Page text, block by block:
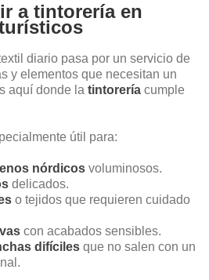
a tintorería en
diario pasa por un servicio de
y elementos que necesitan un
aquí donde la tintorería cumple
útil para:
nórdicos voluminosos.
delicados.
o tejidos que requieren cuidado
con acabados sensibles.
difíciles que no salen con un